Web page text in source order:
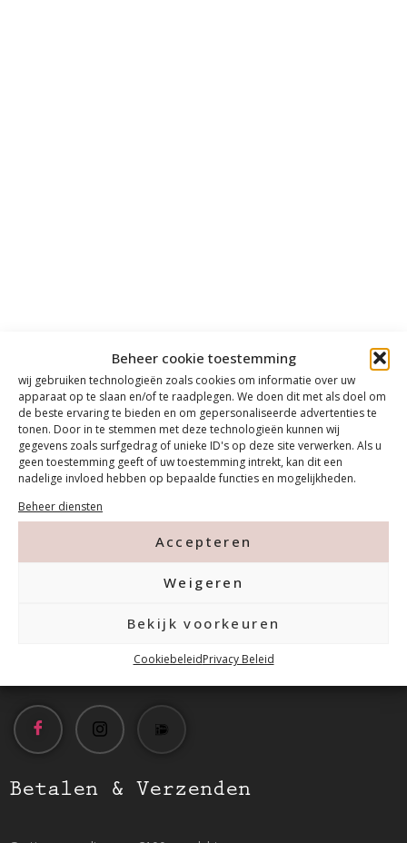
Beheer cookie toestemming
wij gebruiken technologieën zoals cookies om informatie over uw
apparaat op te slaan en/of te raadplegen. We doen dit met als doel om
de beste ervaring te bieden en om gepersonaliseerde advertenties te
tonen. Door in te stemmen met deze technologieën kunnen wij
gegevens zoals surfgedrag of unieke ID's op deze site verwerken. Als u
geen toestemming geeft of uw toestemming intrekt, kan dit een
nadelige invloed hebben op bepaalde functies en mogelijkheden.
Beheer diensten
Accepteren
Weigeren
Bekijk voorkeuren
CookiebeleidPrivacy Beleid
Contact
Tanthofdreef 7 2623 EW Delft
info@mfacademy.nl
Betalen & Verzenden